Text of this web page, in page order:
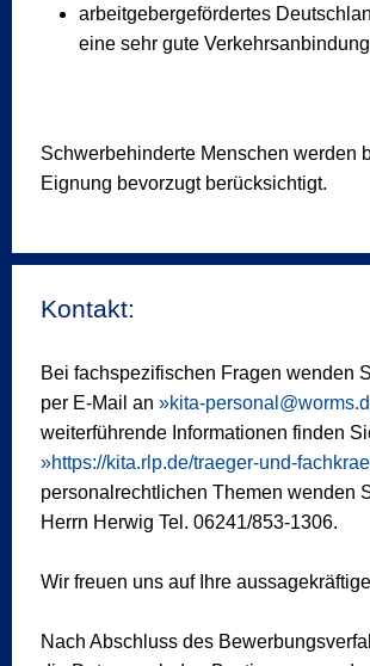
arbeitgebergefördertes
eine sehr gute Verkehrsanbindung
Schwerbehinderte Menschen werden
Eignung bevorzugt berücksichtigt.
Kontakt:
Bei fachspezifischen Fragen wenden
per E-Mail an
kita-
weiterführende Informationen finden
https://kita.rlp.de/traeger-und-
personalrechtlichen Themen wenden
Herrn Herwig Tel. 06241/853-1306.
Wir freuen uns auf Ihre
Nach Abschluss des